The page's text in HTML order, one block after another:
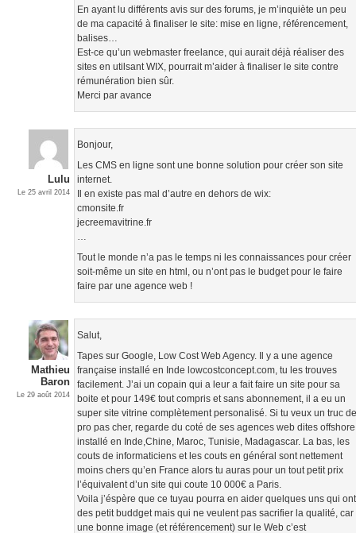
En ayant lu différents avis sur des forums, je m’inquiète un peu
de ma capacité à finaliser le site: mise en ligne, référencement,
balises…
Est-ce qu’un webmaster freelance, qui aurait déjà réaliser des
sites en utilsant WIX, pourrait m’aider à finaliser le site contre
rémunération bien sûr.
Merci par avance
Lulu
Le 25 avril 2014
Bonjour,
Les CMS en ligne sont une bonne solution pour créer son site
internet.
Il en existe pas mal d’autre en dehors de wix:
cmonsite.fr
jecreemavitrine.fr
Tout le monde n’a pas le temps ni les connaissances pour créer
soit-même un site en html, ou n’ont pas le budget pour le faire
faire par une agence web !
Mathieu
Baron
Le 29 août 2014
Salut,
Tapes sur Google, Low Cost Web Agency. Il y a une agence
française installé en Inde lowcostconcept.com, tu les trouves
facilement. J’ai un copain qui a leur a fait faire un site pour sa
boite et pour 149€ tout compris et sans abonnement, il a eu un
super site vitrine complètement personalisé. Si tu veux un truc
pro pas cher, regarde du coté de ses agences web dites
installé en Inde,Chine, Maroc, Tunisie, Madagascar. La bas, les
couts de informaticiens et les couts en général sont nettement
moins chers qu’en France alors tu auras pour un tout petit prix
l’équivalent d’un site qui coute 10 000€ a Paris.
Voila j’éspère que ce tuyau pourra en aider quelques uns qui ont
des petit buddget mais qui ne veulent pas sacrifier la qualité, car
une bonne image (et référencement) sur le Web c’est